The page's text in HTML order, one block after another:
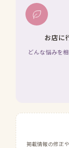
お店に
どんな悩みを
掲載情報の修正